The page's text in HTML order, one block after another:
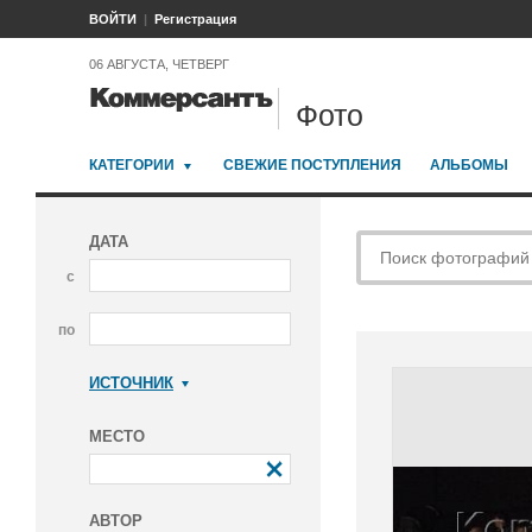
ВОЙТИ Регистрация
06 АВГУСТА, ЧЕТВЕРГ
Фото
КАТЕГОРИИ СВЕЖИЕ ПОСТУПЛЕНИЯ АЛЬБОМЫ
ДАТА
с
по
ИСТОЧНИК
МЕСТО
АВТОР